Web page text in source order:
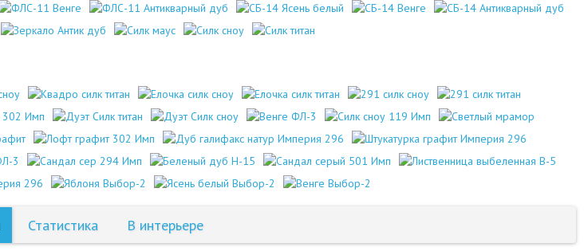
Статистика В интерьере